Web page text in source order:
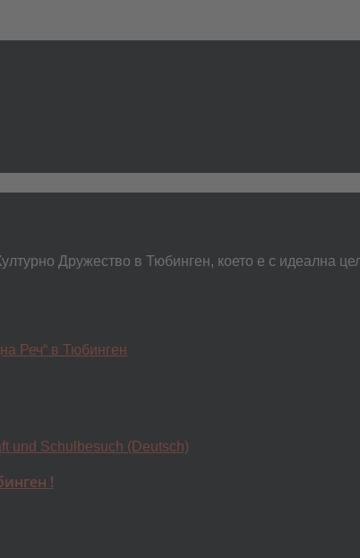
Дружество в Тюбинген, което е с идеална
Реч“ в Тюбинген
und Schulbesuch (Deutsch)
!